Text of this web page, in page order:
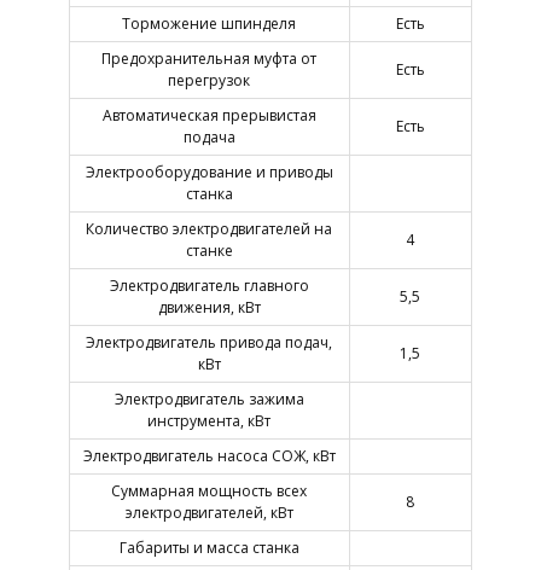
Торможение шпинделя
Есть
Предохранительная муфта от
перегрузок
Есть
Автоматическая прерывистая
подача
Есть
Электрооборудование и приводы
станка
Количество электродвигателей на
станке
4
Электродвигатель главного
движения, кВт
5,5
Электродвигатель привода подач,
кВт
1,5
Электродвигатель зажима
инструмента, кВт
Электродвигатель насоса СОЖ, кВт
Суммарная мощность всех
электродвигателей, кВт
8
Габариты и масса станка